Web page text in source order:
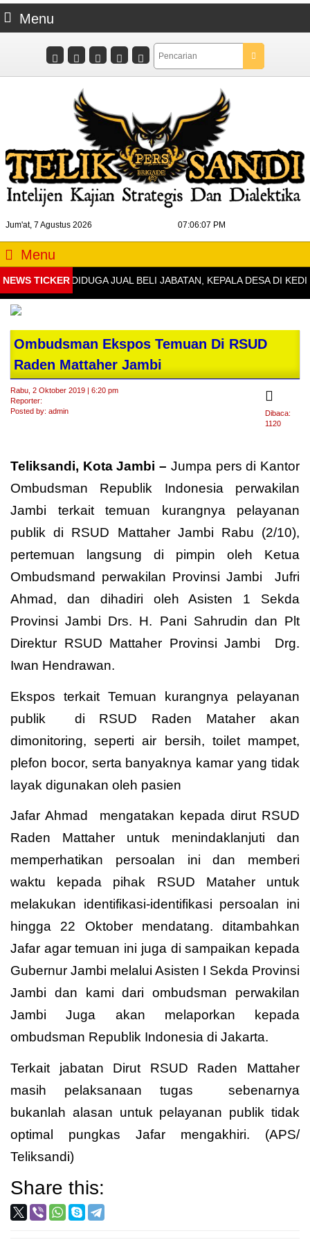
Menu
Jum'at, 7 Agustus 2026 07:06:07 PM
Menu
NEWS TICKERDIDUGA JUAL BELI JABATAN, KEPALA DESA DI KEDIRI
Ombudsman Ekspos Temuan Di RSUD
Raden Mattaher Jambi
Rabu, 2 Oktober 2019 | 6:20 pm
Reporter:
Posted by: admin
Dibaca:
1120
Teliksandi, Kota Jambi – Jumpa pers di Kantor
Ombudsman Republik Indonesia perwakilan
Jambi terkait temuan kurangnya pelayanan
publik di RSUD Mattaher Jambi Rabu (2/10),
pertemuan langsung di pimpin oleh Ketua
Ombudsmand perwakilan Provinsi Jambi Jufri
Ahmad, dan dihadiri oleh Asisten 1 Sekda
Provinsi Jambi Drs. H. Pani Sahrudin dan Plt
Direktur RSUD Mattaher Provinsi Jambi Drg.
Iwan Hendrawan.
Ekspos terkait Temuan kurangnya pelayanan
publik di RSUD Raden Mataher akan
dimonitoring, seperti air bersih, toilet mampet,
plefon bocor, serta banyaknya kamar yang tidak
layak digunakan oleh pasien
Jafar Ahmad mengatakan kepada dirut RSUD
Raden Mattaher untuk menindaklanjuti dan
memperhatikan persoalan ini dan memberi
waktu kepada pihak RSUD Mataher untuk
melakukan identifikasi-identifikasi persoalan ini
hingga 22 Oktober mendatang. ditambahkan
Jafar agar temuan ini juga di sampaikan kepada
Gubernur Jambi melalui Asisten I Sekda Provinsi
Jambi dan kami dari ombudsman perwakilan
Jambi Juga akan melaporkan kepada
ombudsman Republik Indonesia di Jakarta.
Terkait jabatan Dirut RSUD Raden Mattaher
masih pelaksanaan tugas sebenarnya
bukanlah alasan untuk pelayanan publik tidak
optimal pungkas Jafar mengakhiri. (APS/
Teliksandi)
Share this: